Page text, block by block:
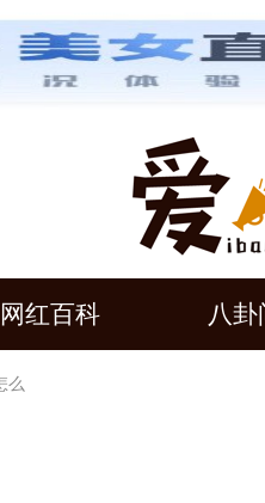
网红百科 八卦
么